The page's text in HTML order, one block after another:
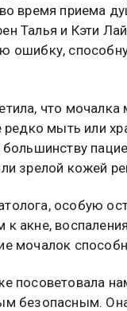
время приема
Талья и Кэти
ошибку,
что
редко мыть или
большинству
зрелой кожей
особую
акне,
мочалок
посоветовала
безопасным.